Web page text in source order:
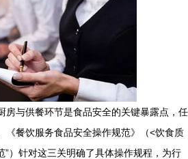
房与供餐环节是食品安全的关键暴露点，任
《餐饮服务食品安全操作规范》（<饮食质
”）针对这三关明确了具体操作规程，为行